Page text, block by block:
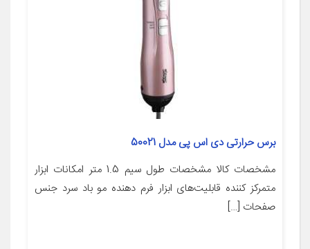
برس حرارتی دی اس پی مدل 50021
مشخصات کالا مشخصات طول سیم 1.5 متر امکانات ابزار
متمرکز کننده قابلیت‌های ابزار فرم دهنده مو باد سرد جنس
صفحات […]